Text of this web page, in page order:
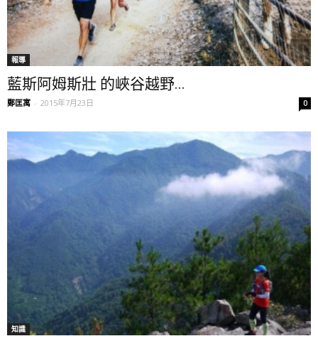
報導
藍斯阿姆斯壯 的峽谷越野...
鄭匡寓 - 2015年7月23日 0
知識